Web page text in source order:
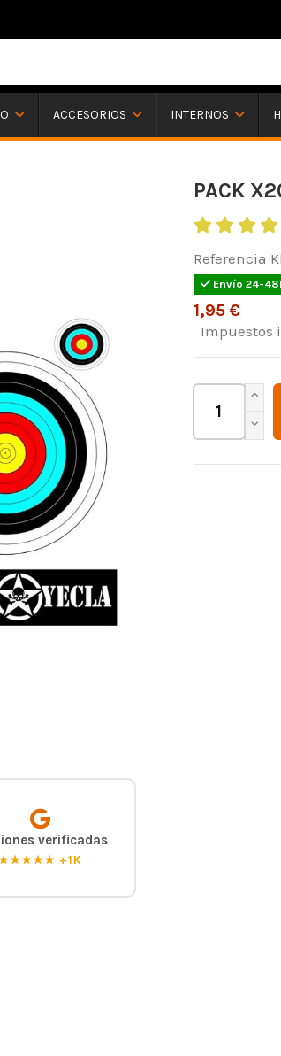
ACCESORIOS INTERNOS
verificadas
+1K
PACK
Referencia
Envío 24-
1,95 €
Impuestos